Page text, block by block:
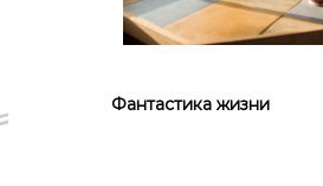
Фантастика жизни